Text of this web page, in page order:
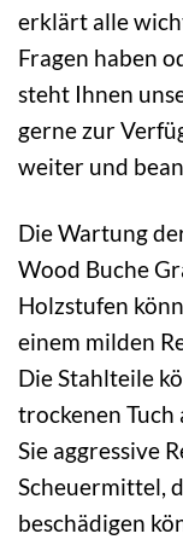
erklärt alle
Fragen haben
steht Ihnen
gerne zur
weiter und
Die Wartung
Wood Buche
Holzstufen
einem milden
Die Stahlteile
trockenen
Sie aggressive
Scheuermittel,
beschädigen